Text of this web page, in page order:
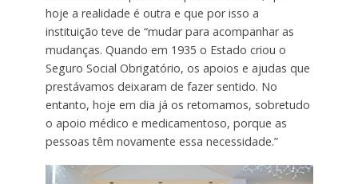
hoje a realidade é outra e que por isso a
instituição teve de “mudar para acompanhar as
mudanças. Quando em 1935 o Estado criou o
Seguro Social Obrigatório, os apoios e ajudas que
prestávamos deixaram de fazer sentido. No
entanto, hoje em dia já os retomamos, sobretudo
o apoio médico e medicamentoso, porque as
pessoas têm novamente essa necessidade.”